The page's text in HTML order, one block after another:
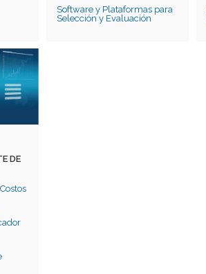
Software y Plataformas para
Selección y Evaluación
DE